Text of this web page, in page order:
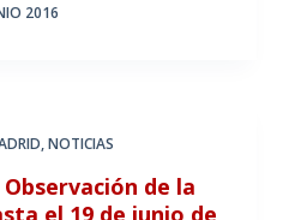
2016
,NOTICIAS
de la
el 19 de junio de